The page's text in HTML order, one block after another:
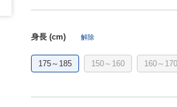
身長 (cm) 解除
175～185 150～160 160～170